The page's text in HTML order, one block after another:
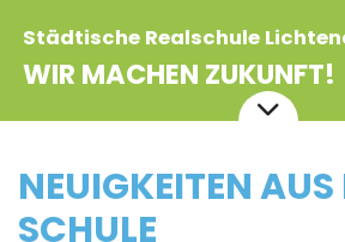
Städtische Realschule
WIR MACHEN ZUKUNFT!
NEUIGKEITEN AUS
SCHULE